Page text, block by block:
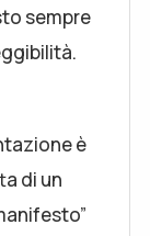
sempre
è
di un